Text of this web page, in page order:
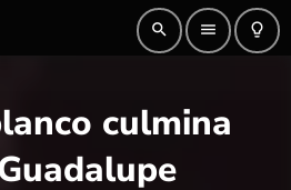
search menu lightbulb_outline
culmina